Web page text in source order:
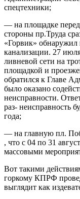
спецтехники;
— на площадке перед
стороны пр.Труда
«Горвик» обнаружил
канализации. 27
ливневой сети на
площадкой и
обратился к Главе
было оказано
неисправности.
раз- неисправность
года;
— на главную пл.
, что с 04 по 31
массовыми
Вот такими
горкому КПРФ
выглядит как